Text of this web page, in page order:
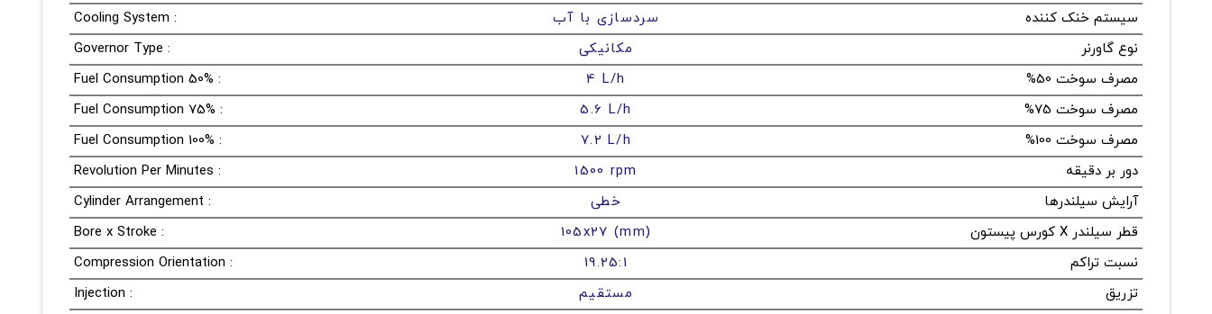
سیستم خنک کننده
سردسازی با آب
Cooling System :
نوع گاورنر
مکانیکی
Governor Type :
مصرف سوخت 50%
4 L/h
Fuel Consumption 50% :
مصرف سوخت 75%
5.6 L/h
Fuel Consumption 75% :
مصرف سوخت 100%
7.2 L/h
Fuel Consumption 100% :
دور بر دقیقه
1500 rpm
Revolution Per Minutes :
آرایش سیلندرها
خطی
Cylinder Arrangement :
قطر سیلندر X کورس پیستون
105x27 (mm)
Bore x Stroke :
نسبت تراکم
19.25:1
Compression Orientation :
تزریق
مستقیم Injection :